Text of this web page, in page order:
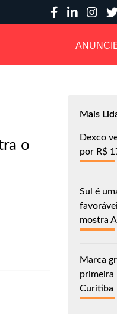
o
Mais
Dexco
por R$
Sul é
mostra
Marca
primeira
Curitiba